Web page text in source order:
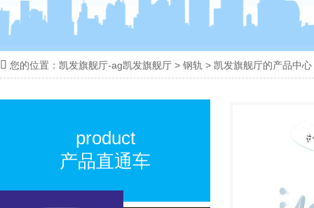
 您的位置： 凯发旗舰厅-ag凯发旗舰厅 > 钢轨 > 凯发旗舰厅的产品中心
product
产品直通车